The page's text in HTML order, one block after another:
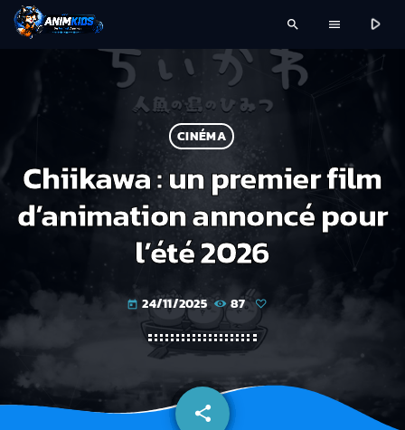
search menu play_arrow
CINÉMA
Chiikawa : un premier film
d’animation annoncé pour
l’été 2026
today 24/11/2025 87
share
email